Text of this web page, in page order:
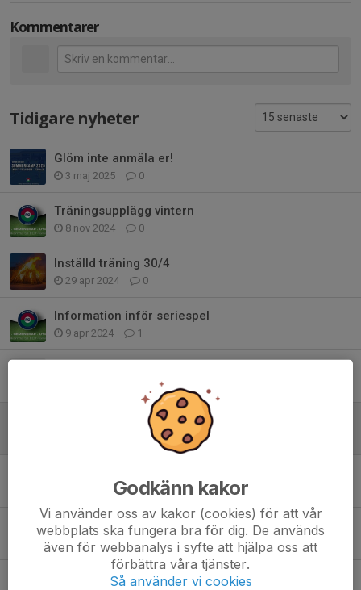
Kommentarer
Tidigare nyheter
Glöm inte anmäla er!
3 maj 2025 0
Träningsupplägg vintern
8 nov 2024 0
Inställd träning 30/4
29 apr 2024 0
Information inför seriespel
9 apr 2024 1
Inställd träning 23/11
27 okt 2023 0
Inställd träning 17/10
16 okt 2023 0
Ungdomsavslutning 2023
Godkänn kakor
Vi använder oss av kakor (cookies) för att vår
webbplats ska fungera bra för dig. De används
även för webbanalys i syfte att hjälpa oss att
förbättra våra tjänster.
Så använder vi cookies